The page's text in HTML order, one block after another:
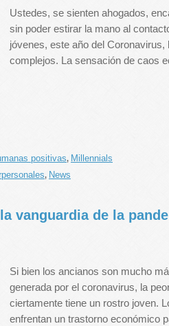
Ustedes, se sienten ahogados,
sin poder estirar la mano al
jóvenes, este año del
complejos. La sensación de caos
positivas, Millennials
, News
vanguardia de la
Si bien los ancianos son mucho
generada por el coronavirus, la
ciertamente tiene un rostro joven.
enfrentan un trastorno económico